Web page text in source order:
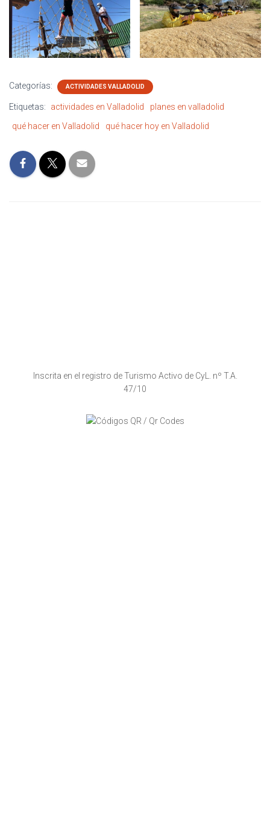
Categorías: ACTIVIDADES VALLADOLID
Etiquetas: actividades en Valladolid
planes en valladolid
qué hacer en Valladolid
qué hacer hoy en Valladolid
Inscrita en el registro de Turismo Activo de CyL. nº T.A.
47/10